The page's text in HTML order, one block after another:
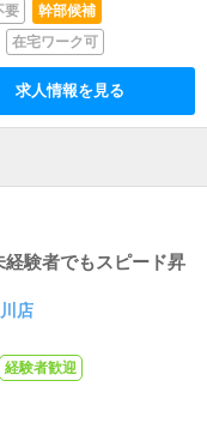
要
幹部候補
在宅ワーク可
求人情報を見る
経験者でもスピード昇
店
経験者歓迎